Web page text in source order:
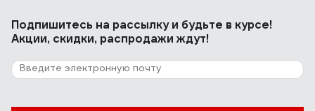
Подпишитесь на рассылкуи будьте в курсе!
Акции, скидки, распродажи ждут!